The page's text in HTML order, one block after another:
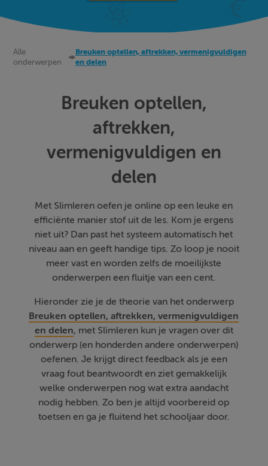
Alle
onderwerpen
Breuken optellen, aftrekken, vermenigvuldigen
en delen
Breuken optellen,
aftrekken,
vermenigvuldigen en
delen
Met Slimleren oefen je online op een leuke en
efficiënte manier stof uit de les. Kom je ergens
niet uit? Dan past het systeem automatisch het
niveau aan en geeft handige tips. Zo loop je nooit
meer vast en worden zelfs de moeilijkste
onderwerpen een fluitje van een cent.
Hieronder zie je de theorie van het onderwerp
Breuken optellen, aftrekken, vermenigvuldigen
en delen, met Slimleren kun je vragen over dit
onderwerp (en honderden andere onderwerpen)
oefenen. Je krijgt direct feedback als je een
vraag fout beantwoordt en ziet gemakkelijk
welke onderwerpen nog wat extra aandacht
nodig hebben. Zo ben je altijd voorbereid op
toetsen en ga je fluitend het schooljaar door.